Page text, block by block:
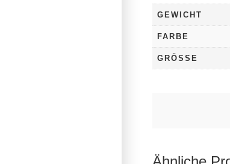
GEWICHT
FARBE
GRÖSSE